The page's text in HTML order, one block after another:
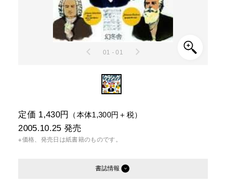
01 - 01
定価 1,430円 （本体1,300円＋税）
2005.10.25 発売
※価格、発売日は紙書籍のものです。
書誌情報